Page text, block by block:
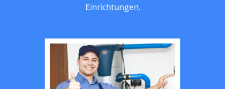
Einrichtungen.